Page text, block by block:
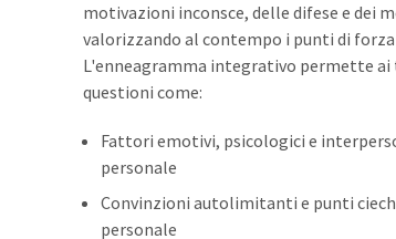
motivazioni inconsce, delle difese e dei
valorizzando al contempo i punti di
L'enneagramma integrativo permette
questioni come:
Fattori emotivi, psicologici e
personale
Convinzioni autolimitanti e punti
personale